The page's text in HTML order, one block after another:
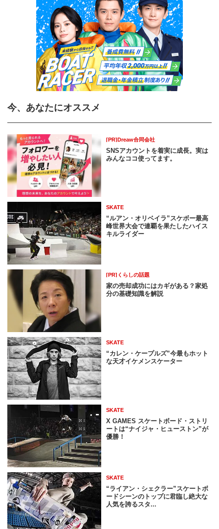
今、あなたにオススメ
[PR]Dreaw合同会社
SNSアカウントを着実に成長。実は
みんなココ使ってます。
SKATE
“ルアン・オリベイラ”スケボー最高
峰世界大会で連覇を果たしたハイス
キルライダー
[PR]くらしの話題
家の売却成功にはカギがある？家処
分の基礎知識を解説
SKATE
“カレン・ケープルズ”今最もホット
な天才イケメンスケーター
SKATE
X GAMES スケートボード・ストリ
ートは“ナイジャ・ヒューストン”が
優勝！
SKATE
“ライアン・シェクラー”スケートボ
ードシーンのトップに君臨し絶大な
人気を誇るスタ...